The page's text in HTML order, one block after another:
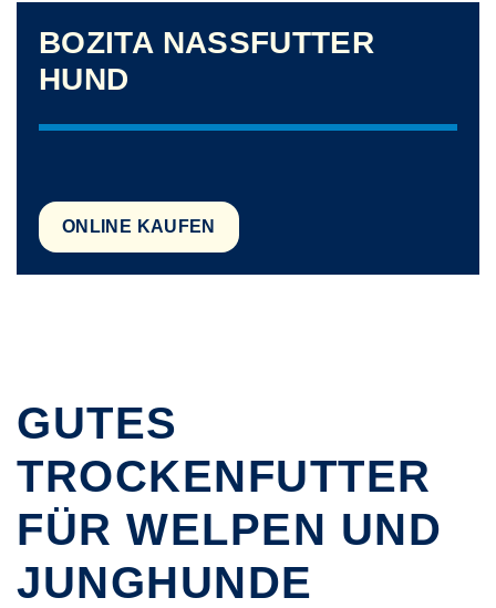
BOZITA NASSFUTTER
HUND
ONLINE KAUFEN
GUTES
TROCKENFUTTER
FÜR WELPEN UND
JUNGHUNDE